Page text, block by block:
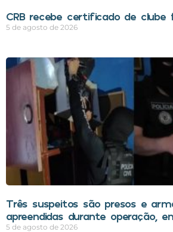
CRB recebe certificado de clube
5 de agosto de 2026
Três suspeitos são presos e
apreendidas durante operação,
5 de agosto de 2026